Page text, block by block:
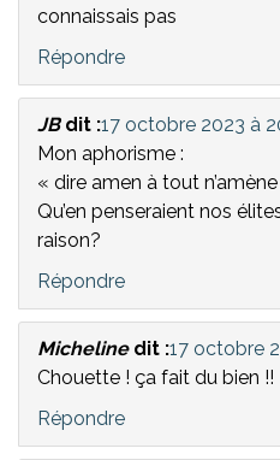
connaissais pas
Répondre
JB dit :17 octobre 2023 à
Mon aphorisme :
« dire amen à tout
Qu’en penseraient nos
raison?
Répondre
Micheline dit :17 octobre
Chouette ! ça fait du bien !!
Répondre